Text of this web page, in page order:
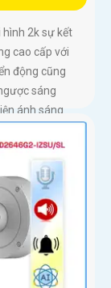
hình 2k sự kết
cao cấp với
động cũng
sáng
ánh sáng